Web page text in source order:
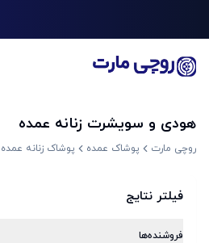
هودی و سویشرت زنانه عمده
روچی مارت پوشاک عمده پوشاک زنانه عمده
فیلتر نتایج
فروشنده‌ها